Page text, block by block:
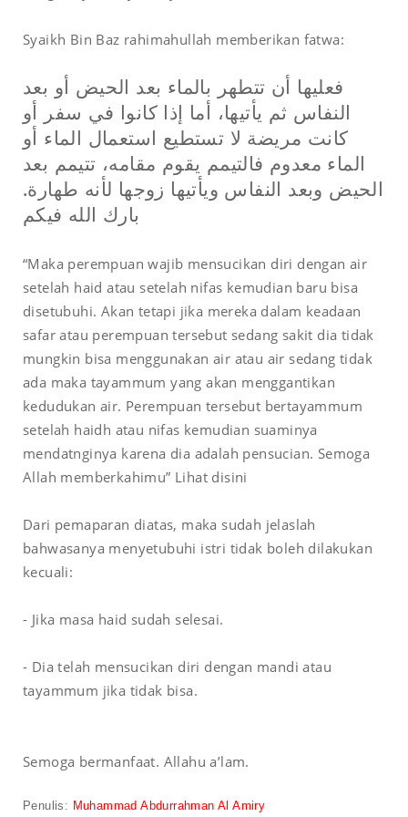
Syaikh Bin Baz rahimahullah memberikan fatwa:
فعليها أن تتطهر بالماء بعد الحيض أو بعد
النفاس ثم يأتيها، أما إذا كانوا في سفر أو
كانت مريضة لا تستطيع استعمال الماء أو
الماء معدوم فالتيمم يقوم مقامه، تتيمم بعد
الحيض وبعد النفاس ويأتيها زوجها لأنه طهارة.
بارك الله فيكم
“Maka perempuan wajib mensucikan diri dengan air
setelah haid atau setelah nifas kemudian baru bisa
disetubuhi. Akan tetapi jika mereka dalam keadaan
safar atau perempuan tersebut sedang sakit dia tidak
mungkin bisa menggunakan air atau air sedang tidak
ada maka tayammum yang akan menggantikan
kedudukan air. Perempuan tersebut bertayammum
setelah haidh atau nifas kemudian suaminya
mendatnginya karena dia adalah pensucian. Semoga
Allah memberkahimu” Lihat disini
Dari pemaparan diatas, maka sudah jelaslah
bahwasanya menyetubuhi istri tidak boleh dilakukan
kecuali:
- Jika masa haid sudah selesai.
- Dia telah mensucikan diri dengan mandi atau
tayammum jika tidak bisa.
Semoga bermanfaat. Allahu a’lam.
Penulis : Muhammad Abdurrahman Al Amiry